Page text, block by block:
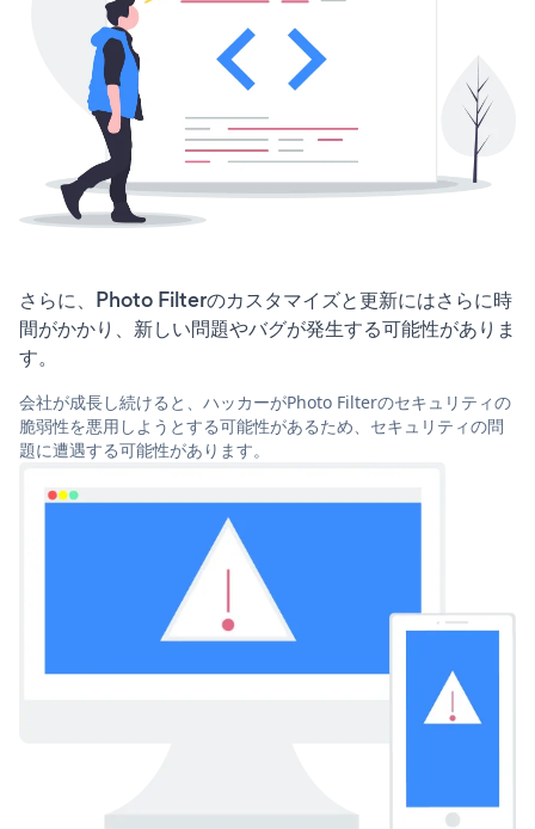
さらに、Photo Filterのカスタマイズと更新にはさらに時
間がかかり、新しい問題やバグが発生する可能性がありま
す。
会社が成長し続けると、ハッカーがPhoto Filterのセキュリティの
脆弱性を悪用しようとする可能性があるため、セキュリティの問
題に遭遇する可能性があります。